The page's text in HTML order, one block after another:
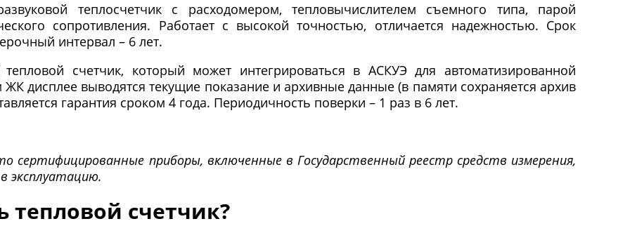
теплосчетчик с расходомером, тепловычислителем съемного типа, парой
сопротивления. Работает с высокой точностью, отличается надежностью. Срок
интервал – 6 лет.
счетчик, который может интегрироваться в АСКУЭ для автоматизированной
дисплее выводятся текущие показание и архивные данные (в памяти сохраняется архив
гарантия сроком 4 года. Периодичность поверки – 1 раз в 6 лет.
приборы, включенные в Государственный реестр средств измерения,
эксплуатацию.
тепловой счетчик?